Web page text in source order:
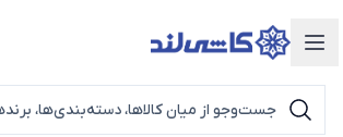
دسته‌بندی محصولات